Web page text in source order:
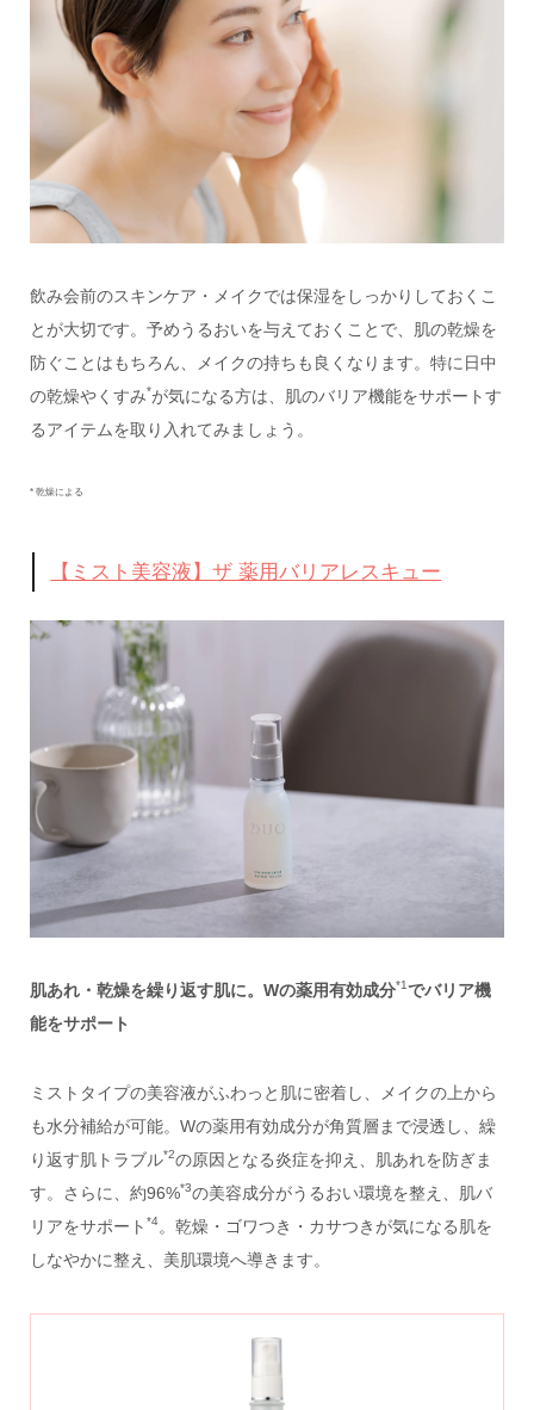
飲み会前のスキンケア・メイクでは保湿をしっかりしておくこ
とが大切です。予めうるおいを与えておくことで、肌の乾燥を
防ぐことはもちろん、メイクの持ちも良くなります。特に日中
の乾燥やくすみ*が気になる方は、肌のバリア機能をサポートす
るアイテムを取り入れてみましょう。
* 乾燥による
【ミスト美容液】ザ 薬用バリアレスキュー
肌あれ・乾燥を繰り返す肌に。Wの薬用有効成分*1でバリア機
能をサポート
ミストタイプの美容液がふわっと肌に密着し、メイクの上から
も水分補給が可能。Wの薬用有効成分が角質層まで浸透し、繰
り返す肌トラブル*2の原因となる炎症を抑え、肌あれを防ぎま
す。さらに、約96%*3の美容成分がうるおい環境を整え、肌バ
リアをサポート *4。乾燥・ゴワつき・カサつきが気になる肌を
しなやかに整え、美肌環境へ導きます。